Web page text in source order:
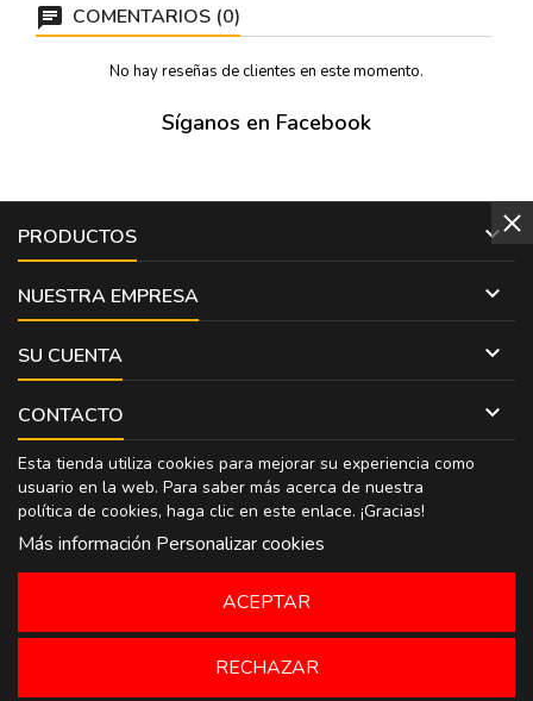
COMENTARIOS (0)
No hay reseñas de clientes en este momento.
Síganos en Facebook
PRODUCTOS 
NUESTRA EMPRESA 
SU CUENTA 
CONTACTO 
Esta tienda utiliza cookies para mejorar su experiencia como
usuario en la web. Para saber más acerca de nuestra
política de cookies, haga clic en este enlace. ¡Gracias!
Más información Personalizar cookies
RECHAZAR
ACEPTAR